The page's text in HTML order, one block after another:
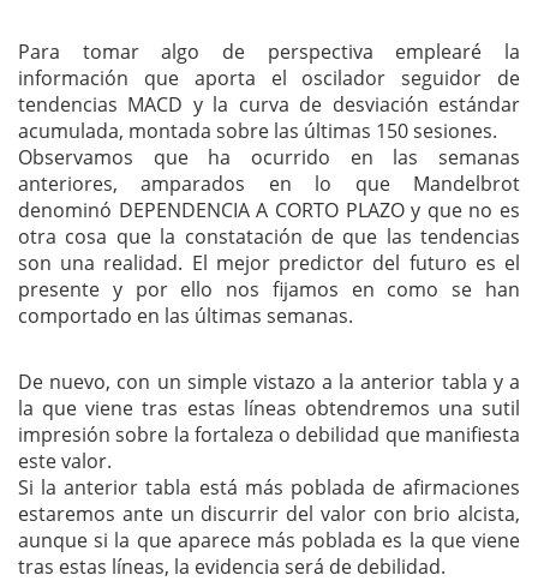
Para tomar algo de perspectiva emplearé la
información que aporta el oscilador seguidor de
tendencias MACD y la curva de desviación estándar
acumulada, montada sobre las últimas 150 sesiones.
Observamos que ha ocurrido en las semanas
anteriores, amparados en lo que Mandelbrot
denominó DEPENDENCIA A CORTO PLAZO y que no es
otra cosa que la constatación de que las tendencias
son una realidad. El mejor predictor del futuro es el
presente y por ello nos fijamos en como se han
comportado en las últimas semanas.
De nuevo, con un simple vistazo a la anterior tabla y a
la que viene tras estas líneas obtendremos una sutil
impresión sobre la fortaleza o debilidad que manifiesta
este valor.
Si la anterior tabla está más poblada de afirmaciones
estaremos ante un discurrir del valor con brio alcista,
aunque si la que aparece más poblada es la que viene
tras estas líneas, la evidencia será de debilidad.